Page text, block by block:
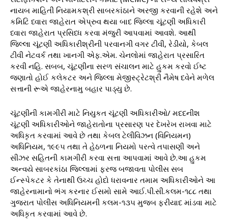
નાયબ માહિતી નિયામકશ્રી સાબરકાંઠાને અરજી કરવાની રહેશે અને
કમિટિ ધ્વારા જાહેરાત એપ્રુવ થયા બાદ જિલ્લા ચૂંટણી અધિકારી
ધ્વારા જાહેરાત પ્રસિધ્ધ કરવા મંજુરી આપવામાં આવશે. આથી
જિલ્લા ચૂંટણી અધિકારીશ્રીની પરવાનગી વગર ટીવી, રેડીયો, કેબલ
ટીવી નેટવર્ક તથા ખાનગી એફ.એમ. ચેનલોમાં જાહેરાત પ્રસારિત
કરવી નહિ. સબબ, ચૂંટણીના સરળ સંચાલન માટે હુકમ કરવો ઈષ્ટ
જણાતો હોઈ કલેકટર અને જિલ્લા મેજીસ્ટ્રેટશ્રી નૈમેષ દવેને મળેલ
સત્તાની રૂએ જાહેરનામુ બહાર પાડ્યુ છે.
ચૂંટણીની કામગીરી માટે નિયુકત ચૂંટણી અધિકારીઓ/ મદદનીશ
ચૂંટણી અધિકારીઓને જાહેરાતોના પ્રસારણ પર દેખરેખ રાખવા માટે
અધિકૃત કરવામાં આવે છે તથા કેબલ ટેલીવિઝન (વિનિયમન)
અધિનિયમ, ૧૯૯૫ તથા તે હેઠળના નિયમો પરત્વે તપાસણી અને
સીઝર સહિતની કામગીરી કરવા સત્તા આપવામાં આવે છે.આ હુકમ
અન્વયે સાબરકાંઠા જિલ્લામાં ફરજ બજાવતા પોલીસ સબ
ઈન્સ્પેકટર કે તેનાથી ઉચ્ચ હોદો ધરાવનાર તમામ અધિકારીઓને આ
જાહેરનામાનો ભંગ કરનાર ઈસમો સામે આઈ.પી.સી.કલમ-૧૮૮ તથા
ગુજરાત પોલીસ અધિનિયમની કલમ-૧૩૫ મુજબ ફરીયાદ માંડવા માટે
અધિકૃત કરવામાં આવે છે.